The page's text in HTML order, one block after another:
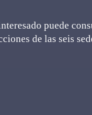
puede
de las seis